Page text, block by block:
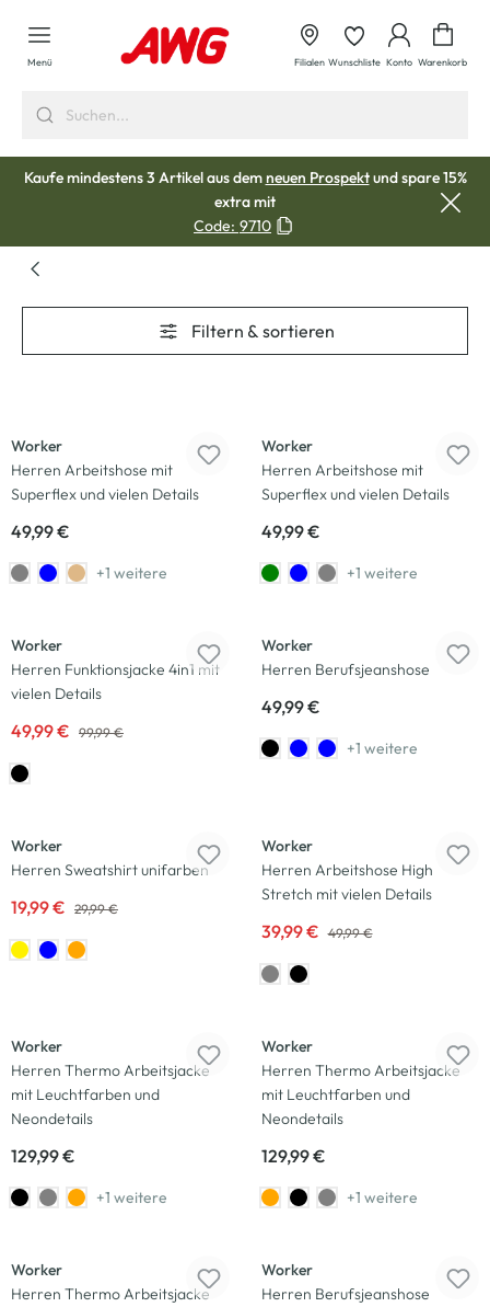
springen
Menü Filialen Wunschliste Konto Warenkorb
Kaufe mindestens 3 Artikel aus demneuen Prospektund spare 15%
extra mit
Code: 9710
Filtern & sortieren
Worker
Herren Arbeitshose mit
Superflex und vielen Details
49,99 €
+1 weitere
Worker
Herren Arbeitshose mit
Superflex und vielen Details
49,99 €
+1 weitere
Worker
Herren Funktionsjacke 4in1 mit
vielen Details
49,99 € 99,99 €
Worker
Herren Berufsjeanshose
49,99 €
+1 weitere
Worker
Herren Sweatshirt unifarben
19,99 € 29,99 €
Worker
Herren Arbeitshose High
Stretch mit vielen Details
39,99 € 49,99 €
Worker
Herren Thermo Arbeitsjacke
mit Leuchtfarben und
Neondetails
129,99 €
+1 weitere
Worker
Herren Thermo Arbeitsjacke
mit Leuchtfarben und
Neondetails
129,99 €
+1 weitere
Worker
Herren Thermo Arbeitsjacke
Worker
Herren Berufsjeanshose